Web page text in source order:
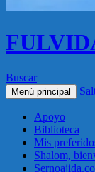
Buscar
Menú principal
Apoyo
Biblioteca
Mis
Shalom,